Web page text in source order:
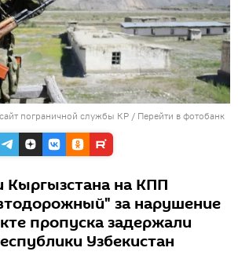
пограничной службы КР / Перейти в фотобанк
Кыргызстана на КПП
за нарушение
пропуска задержали
Узбекистан